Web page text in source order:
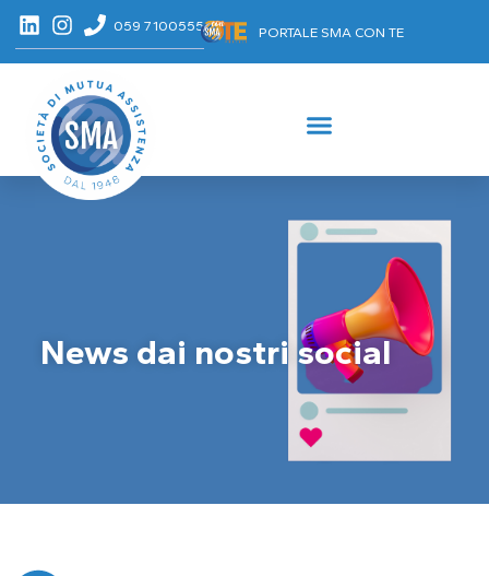
059 7100555 PORTALE SMA CON TE
News dai nostri social